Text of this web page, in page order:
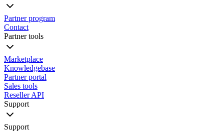
Partner program
Contact
Partner tools
Marketplace
Knowledgebase
Partner portal
Sales tools
Reseller API
Support
Support